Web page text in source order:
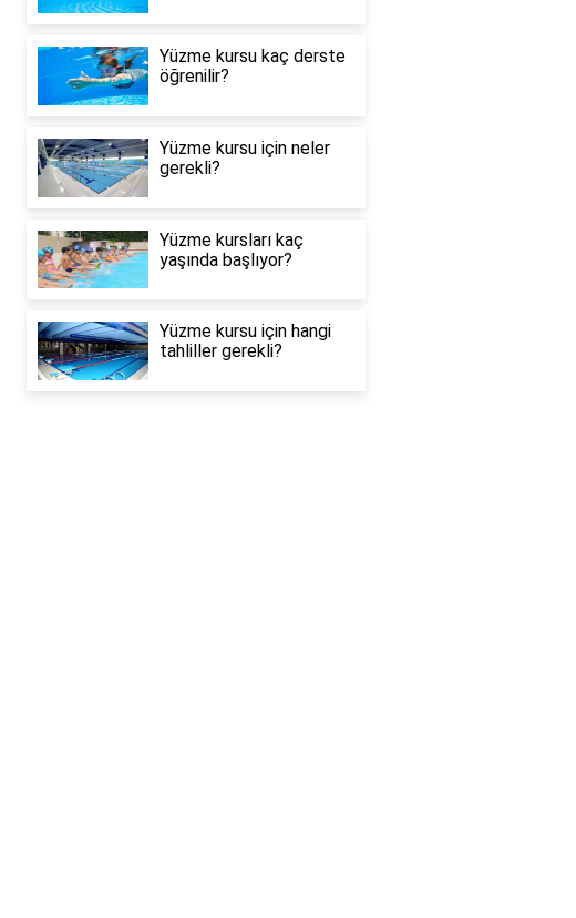
Yüzme kursu kaç derste
öğrenilir?
Yüzme kursu için neler
gerekli?
Yüzme kursları kaç
yaşında başlıyor?
Yüzme kursu için hangi
tahliller gerekli?